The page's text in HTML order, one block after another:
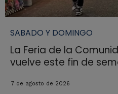
SABADO Y DOMINGO
La Feria de la
vuelve este fin de
7 de agosto de 2026